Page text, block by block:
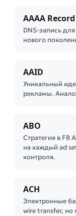
AAAA Record
DNS-запись
нового
AAID
Уникальный
рекламы.
ABO
Стратегия в FB
на каждый ad
контроля.
ACH
Электронные
wire transfer, но